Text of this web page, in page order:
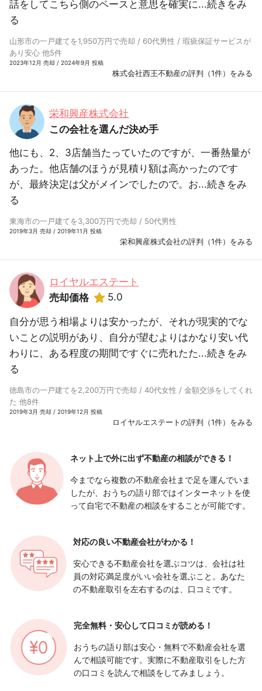
話をしてこちら側のペースと意思を確実に...続きをみ
る
山形市の一戸建てを1,950万円で売却 / 60代男性 / 瑕疵保証サービスが
あり安心 他5件
2023年12月 売却 / 2024年9月 投稿
株式会社西王不動産の評判（1件）をみる
栄和興産株式会社
この会社を選んだ決め手
他にも、2、3店舗当たっていたのですが、一番熱量が
あった。他店舗のほうが見積り額は高かったのです
が、最終決定は父がメインでしたので。お...続きをみ
る
東海市の一戸建てを3,300万円で売却 / 50代男性
2019年3月 売却 / 2019年11月 投稿
栄和興産株式会社の評判（1件）をみる
ロイヤルエステート
売却価格
5.0
自分が思う相場よりは安かったが、それが現実的でな
いことの説明があり、自分が望むよりはかなり安い代
わりに、ある程度の期間ですぐに売れたた...続きをみ
る
徳島市の一戸建てを2,200万円で売却 / 40代女性 / 金額交渉をしてくれ
た 他8件
2019年3月 売却 / 2019年12月 投稿
ロイヤルエステートの評判（1件）をみる
ネット上で外に出ず不動産の相談ができる！
今までなら複数の不動産会社まで足を運んでいま
したが、おうちの語り部ではインターネットを使
って自宅で不動産の相談をすることが可能です。
対応の良い不動産会社がわかる！
安心できる不動産会社を選ぶコツは、会社は社
員の対応満足度がいい会社を選ぶこと。あなた
の不動産取引を左右するのは、口コミです。
完全無料・安心して口コミが読める！
おうちの語り部は安心・無料で不動産会社を選
んで相談可能です。実際に不動産取引をした方
の口コミを読んで相談をしてみましょう。